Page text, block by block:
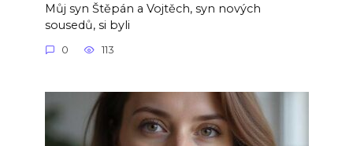
Můj syn Štěpán a Vojtěch, syn nových
sousedů, si byli
0 113